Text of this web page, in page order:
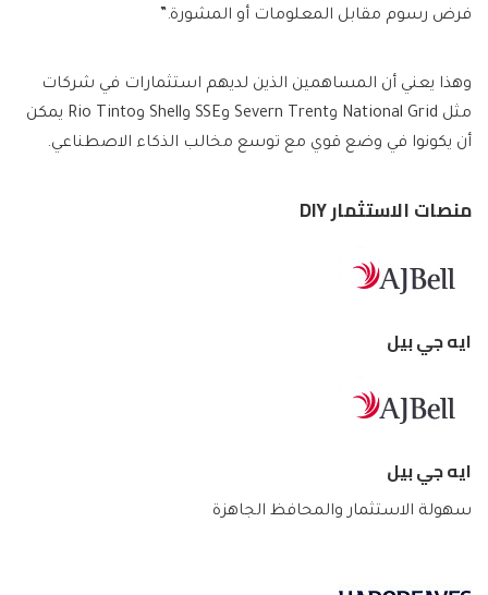
فرض رسوم مقابل المعلومات أو المشورة.”
وهذا يعني أن المساهمين الذين لديهم استثمارات في شركات
مثل National Grid وSevern Trent وSSE وShell وRio Tinto يمكن
أن يكونوا في وضع قوي مع توسع مخالب الذكاء الاصطناعي.
منصات الاستثمار DIY
ايه جي بيل
ايه جي بيل
سهولة الاستثمار والمحافظ الجاهزة